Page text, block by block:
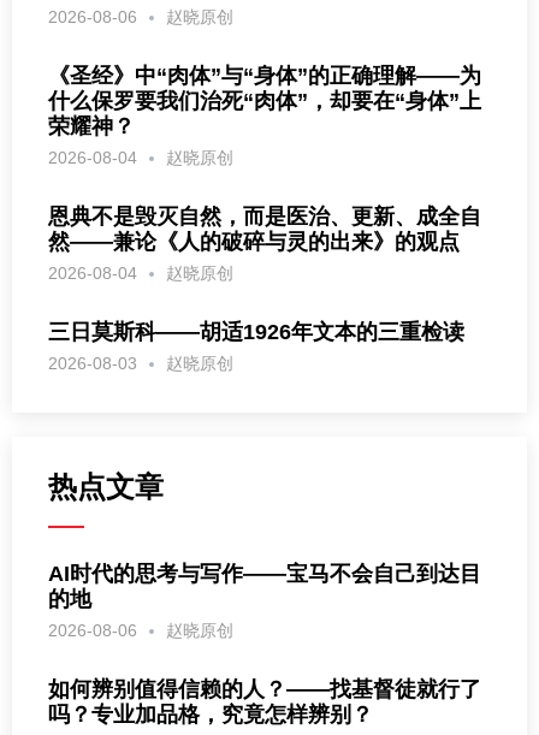
2026-08-06 赵晓原创
《圣经》中“肉体”与“身体”的正确理解——为
什么保罗要我们治死“肉体”，却要在“身体”上
荣耀神？
2026-08-04 赵晓原创
恩典不是毁灭自然，而是医治、更新、成全自
然——兼论《人的破碎与灵的出来》的观点
2026-08-04 赵晓原创
三日莫斯科——胡适1926年文本的三重检读
2026-08-03 赵晓原创
热点文章
AI时代的思考与写作——宝马不会自己到达目
的地
2026-08-06 赵晓原创
如何辨别值得信赖的人？——找基督徒就行了
吗？专业加品格，究竟怎样辨别？